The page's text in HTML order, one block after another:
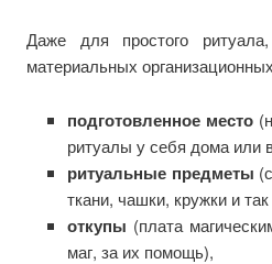
Даже для простого
материальных
подготовленное место
ритуалы у себя дома или
ритуальные предметы
ткани, чашки, кружки и
откупы (плата
маг, за их помощь),